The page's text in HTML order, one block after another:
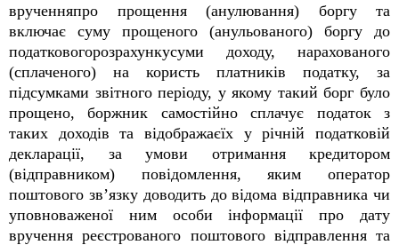
врученняпро прощення (анулювання) боргу та
включає суму прощеного (анульованого) боргу до
податковогорозрахункусуми доходу, нарахованого
(сплаченого) на користь платників податку, за
підсумками звітного періоду, у якому такий борг було
прощено, боржник самостійно сплачує податок з
таких доходів та відображаєїх у річній податковій
декларації, за умови отримання кредитором
(відправником) повідомлення, яким оператор
поштового зв’язку доводить до відома відправника чи
уповноваженої ним особи інформації про дату
вручення реєстрованого поштового відправлення та